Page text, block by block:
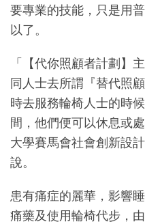
要專業的技能，只是用
以了。
「【代你照顧者計劃】
同人士去所謂『替代照
時去服務輪椅人士的時
間，他們便可以休息或
大學賽馬會社會創新設
說。
患有痛症的麗華，影響
痛藥及使用輪椅代步，